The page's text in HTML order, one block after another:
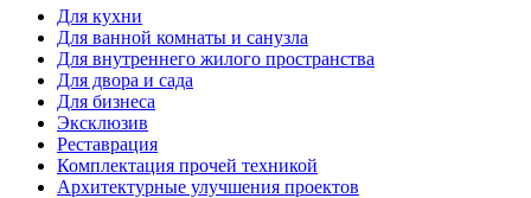
Для кухни
Для ванной комнаты и санузла
Для внутреннего жилого пространства
Для двора и сада
Для бизнеса
Эксклюзив
Реставрация
Комплектация прочей техникой
Архитектурные улучшения проектов